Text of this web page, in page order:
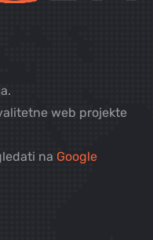
web projekte
na Google